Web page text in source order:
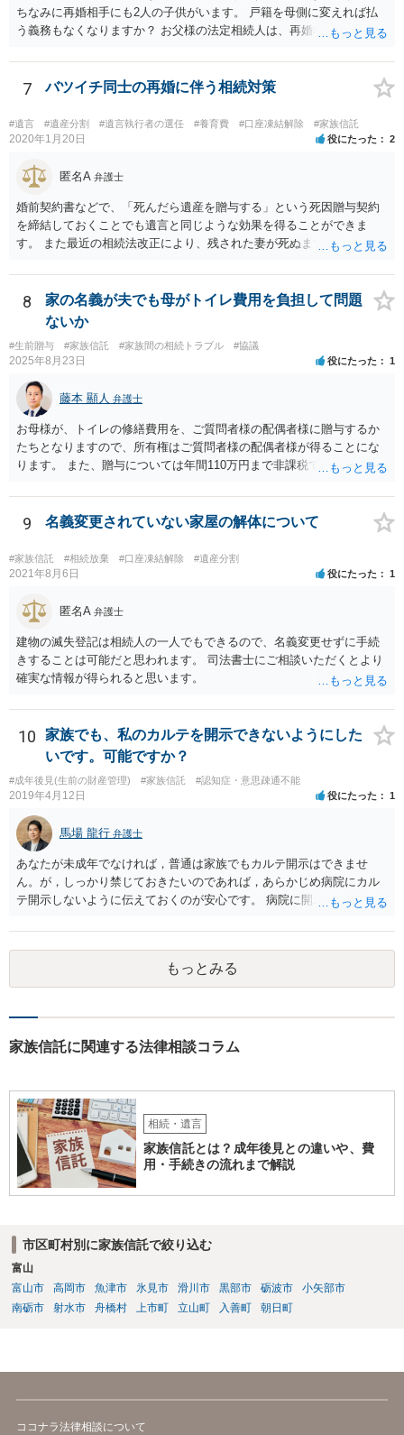
ちなみに再婚相手にも2人の子供がいます。 戸籍を母側に変えれば払
う義務もなくなりますか？ お父様の法定相続人は、再婚相手とご相談
戸籍がどこにあるのかは関係ありません。 ただし、お父様が亡くなっ
たことを知ってから３か月以内に家庭裁判所にて「相続放棄」の手続
7 バツイチ同士の再婚に伴う相続対策
#遺言 #遺産分割 #遺言執行者の選任 #養育費 #口座凍結解除 #家族信託
2020年1月20日 役にたった 2
匿名A 弁護士
婚前契約書などで、「死んだら遺産を贈与する」という死因贈与契約
を締結しておくことでも遺言と同じような効果を得ることができま
す。 また最近の相続法改正により、残された妻が死ぬまで家に住み続
で、その制度を活用する方法も考えられます。 もし契約書の作成まで
視野に入れておられる場合は、お近くの弁護士、できれば相続に強い
弁護士にご相談なさるとよいでしょう。
8
家の名義が夫でも母がトイレ費用を負担して問題
ないか
#生前贈与 #家族信託 #家族間の相続トラブル #協議
2025年8月23日 役にたった 1
藤本 顯人 弁護士
お母様が、トイレの修繕費用を、ご質問者様の配偶者様に贈与するか
たちとなりますので、所有権はご質問者様の配偶者様が得ることにな
ります。 また、贈与については年間110万円まで非課税であり、トイ
9 名義変更されていない家屋の解体について
#家族信託 #相続放棄 #口座凍結解除 #遺産分割
2021年8月6日 役にたった 1
匿名A 弁護士
建物の滅失登記は相続人の一人でもできるので、名義変更せずに手続
きすることは可能だと思われます。 司法書士にご相談いただくとより
確実な情報が得られると思います。
10
家族でも、私のカルテを開示できないようにした
いです。可能ですか？
#成年後見(生前の財産管理) #家族信託 #認知症・意思疎通不能
2019年4月12日 役にたった 1
馬場 龍行 弁護士
あなたが未成年でなければ，普通は家族でもカルテ開示はできませ
ん。が，しっかり禁じておきたいのであれば，あらかじめ病院にカル
テ開示しないように伝えておくのが安心です。 病院に開示しないよう
可能性は低いのでコストパフォーマンスとしてはどうかなという感じ
がします。
もっとみる
家族信託に関連する法律相談コラム
相続・遺言
家族信託とは？成年後見との違いや、費
用・手続きの流れまで解説
市区町村別に家族信託で絞り込む
富山
富山市
高岡市 魚津市 氷見市 滑川市 黒部市 砺波市
小矢部市
南砺市
射水市 舟橋村 上市町 立山町 入善町 朝日町
ココナラ法律相談について